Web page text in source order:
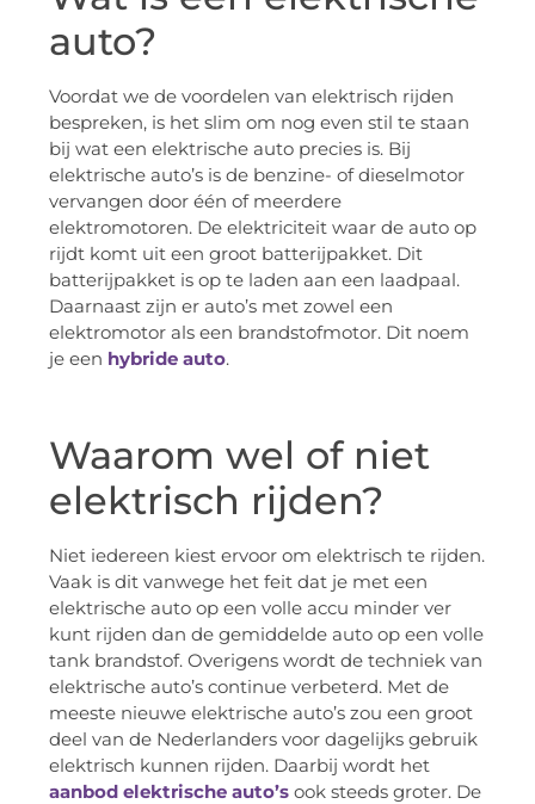
auto?
Voordat we de voordelen van elektrisch rijden
bespreken, is het slim om nog even stil te staan
bij wat een elektrische auto precies is. Bij
elektrische auto’s is de benzine- of dieselmotor
vervangen door één of meerdere
elektromotoren. De elektriciteit waar de auto op
rijdt komt uit een groot batterijpakket. Dit
batterijpakket is op te laden aan een laadpaal.
Daarnaast zijn er auto’s met zowel een
elektromotor als een brandstofmotor. Dit noem
je een hybride auto.
Waarom wel of niet
elektrisch rijden?
Niet iedereen kiest ervoor om elektrisch te rijden.
Vaak is dit vanwege het feit dat je met een
elektrische auto op een volle accu minder ver
kunt rijden dan de gemiddelde auto op een volle
tank brandstof. Overigens wordt de techniek van
elektrische auto’s continue verbeterd. Met de
meeste nieuwe elektrische auto’s zou een groot
deel van de Nederlanders voor dagelijks gebruik
elektrisch kunnen rijden. Daarbij wordt het
aanbod elektrische auto’s ook steeds groter. De